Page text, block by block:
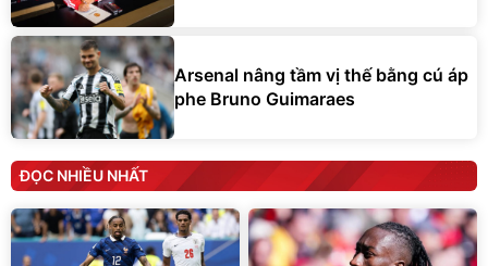
Arsenal nâng tầm vị thế bằng cú áp
phe Bruno Guimaraes
ĐỌC NHIỀU NHẤT